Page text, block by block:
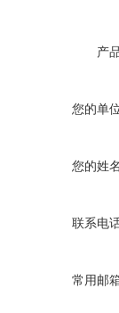
产
您的单
您的姓
联系电
常用邮